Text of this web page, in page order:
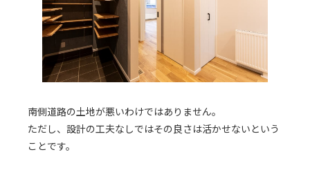
南側道路の土地が悪いわけではありません。
ただし、設計の工夫なしではその良さは活かせないという
ことです。